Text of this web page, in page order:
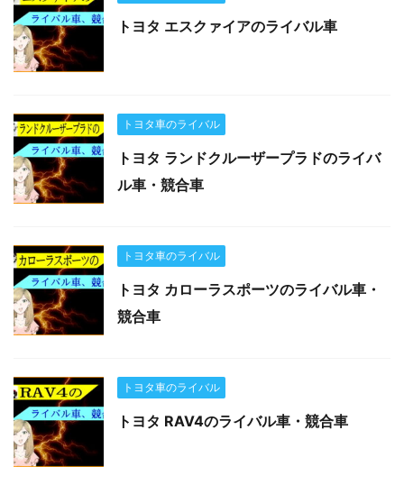
トヨタ エスクァイアのライバル車
トヨタ車のライバル
トヨタ ランドクルーザープラドのライバ
ル車・競合車
トヨタ車のライバル
トヨタ カローラスポーツのライバル車・
競合車
トヨタ車のライバル
トヨタ RAV4のライバル車・競合車